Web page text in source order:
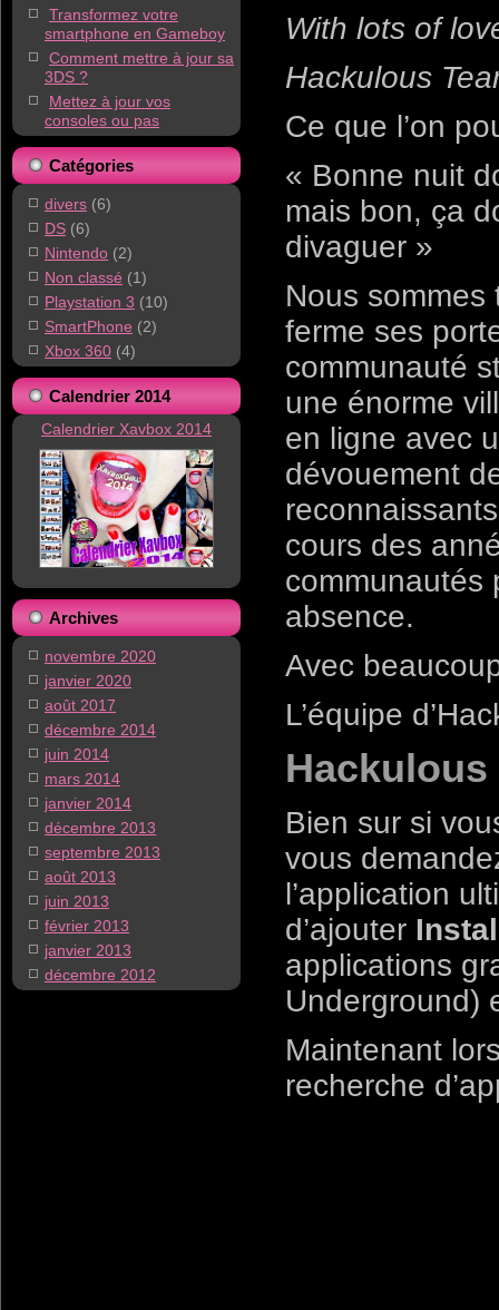
Transformez votre
smartphone en Gameboy
Comment mettre à jour sa
3DS ?
Mettez à jour vos
consoles ou pas
Catégories
divers (6)
DS (6)
Nintendo (2)
Non classé (1)
Playstation 3 (10)
SmartPhone (2)
Xbox 360 (4)
Calendrier 2014
Calendrier Xavbox 2014
Archives
novembre 2020
janvier 2020
août 2017
décembre 2014
juin 2014
mars 2014
janvier 2014
décembre 2013
septembre 2013
août 2013
juin 2013
février 2013
janvier 2013
décembre 2012
With lots of
Hackulous
Ce que l’on
« Bonne nuit
mais bon, ça
divaguer »
Nous
ferme ses
communauté
une énorme
en ligne avec
dévouement
cours des
communautés
absence.
Avec
L’équipe
Bien sur si
vous
l’application
d’ajouter
applications
Underground)
Maintenant
recherche